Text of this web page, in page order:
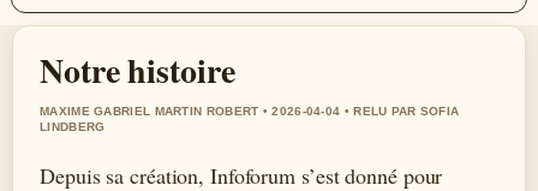
Notre histoire
MAXIME GABRIEL MARTIN ROBERT • 2026-04-04 • RELU PAR SOFIA
LINDBERG
Depuis sa création, Infoforum s’est donné pour